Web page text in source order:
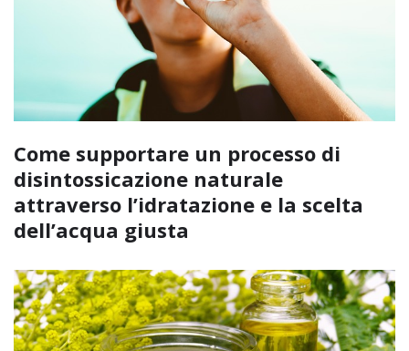
Come supportare un processo di
disintossicazione naturale
attraverso l’idratazione e la scelta
dell’acqua giusta